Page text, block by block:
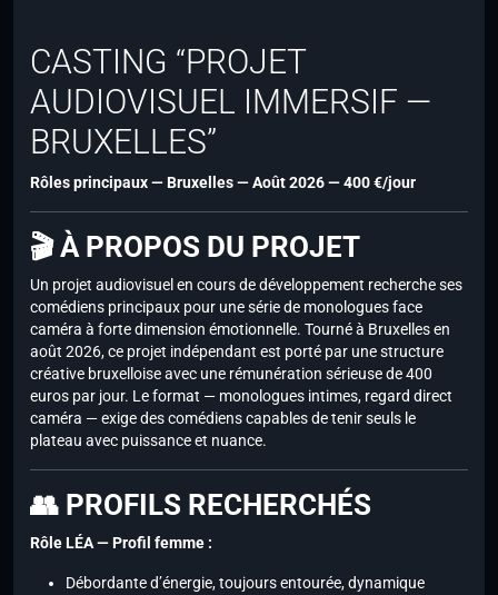
CASTING “PROJET
AUDIOVISUEL IMMERSIF —
BRUXELLES”
Rôles principaux — Bruxelles — Août 2026 — 400 €/jour
🎬 À PROPOS DU PROJET
Un projet audiovisuel en cours de développement recherche ses
comédiens principaux pour une série de monologues face
caméra à forte dimension émotionnelle. Tourné à Bruxelles en
août 2026, ce projet indépendant est porté par une structure
créative bruxelloise avec une rémunération sérieuse de 400
euros par jour. Le format — monologues intimes, regard direct
caméra — exige des comédiens capables de tenir seuls le
plateau avec puissance et nuance.
👥 PROFILS RECHERCHÉS
Rôle LÉA — Profil femme :
Débordante d’énergie, toujours entourée, dynamique